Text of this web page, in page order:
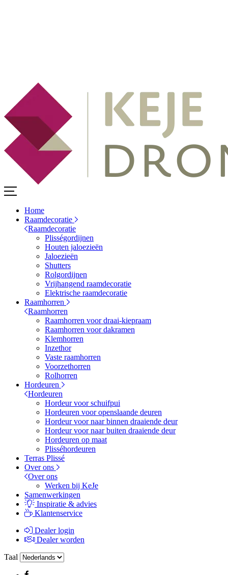
Home
Raamdecoratie
Raamdecoratie
Plisségordijnen
Houten jaloezieën
Jaloezieën
Shutters
Rolgordijnen
Vrijhangend raamdecoratie
Elektrische raamdecoratie
Raamhorren
Raamhorren
Raamhorren voor draai-kiepraam
Raamhorren voor dakramen
Klemhorren
Inzethor
Vaste raamhorren
Voorzethorren
Rolhorren
Hordeuren
Hordeuren
Hordeur voor schuifpui
Hordeuren voor openslaande deuren
Hordeur voor naar binnen draaiende deur
Hordeur voor naar buiten draaiende deur
Hordeuren op maat
Plisséhordeuren
Terras Plissé
Over ons
Over ons
Werken bij KeJe
Samenwerkingen
Inspiratie & advies
Klantenservice
Dealer login
Dealer worden
Taal